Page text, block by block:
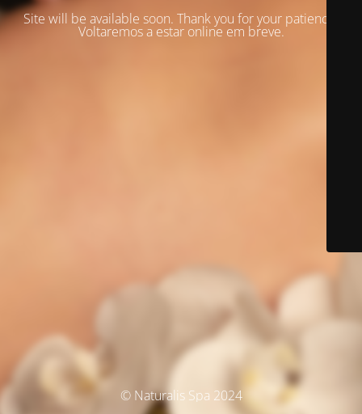
Site will be available soon. Thank you for your patience!
Voltaremos a estar online em breve.
© Naturalis Spa 2024